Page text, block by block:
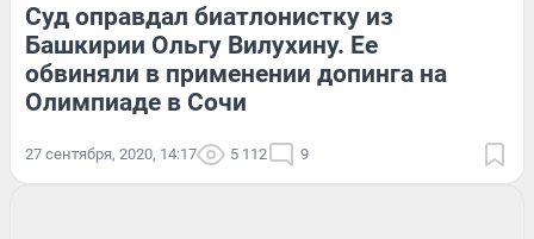
Суд оправдал биатлонистку из
Башкирии Ольгу Вилухину. Ее
обвиняли в применении допинга на
Олимпиаде в Сочи
27 сентября, 2020, 14:17 5 112 9